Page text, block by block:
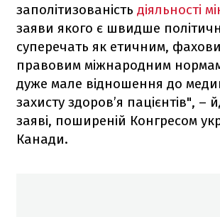
заполітизованість діяльності
заяви якого є швидше
суперечать як етичним,
правовим міжнародним
дуже мале відношення до
захисту здоров’я пацієнтів", –
заяві, поширеній Конгресом
Канади.